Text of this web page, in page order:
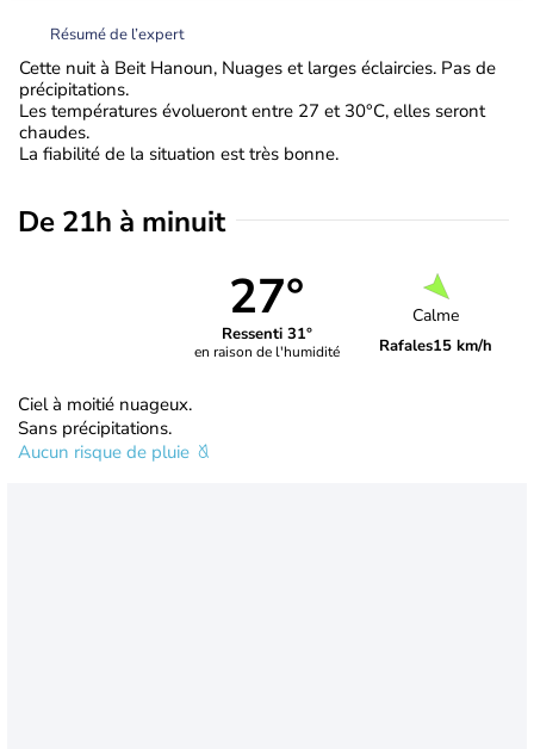
Résumé de l’expert
Cette nuit à Beit Hanoun, Nuages et larges éclaircies. Pas de
précipitations.
Les températures évolueront entre 27 et 30°C, elles seront
chaudes.
La fiabilité de la situation est très bonne.
De 21h à minuit
27°
Ressenti 31°
en raison de l'humidité
Calme
Rafales15 km/h
Ciel à moitié nuageux.
Sans précipitations.
Aucun risque de pluie